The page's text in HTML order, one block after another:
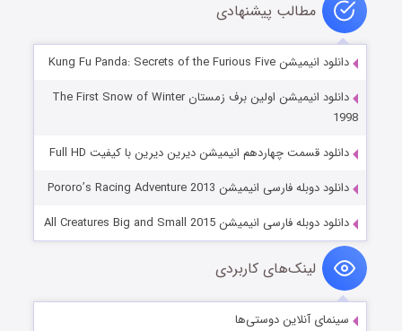
مطالب پیشنهادی
دانلود انیمیشن Kung Fu Panda: Secrets of the Furious Five
دانلود انیمیشن اولین برف زمستان The First Snow of Winter
1998
دانلود قسمت چهاردهم انیمیشن دیرین دیرین با کیفیت Full HD
دانلود دوبله فارسی انیمیشن Pororo’s Racing Adventure 2013
دانلود دوبله فارسی انیمیشن All Creatures Big and Small 2015
لینک‌های کاربردی
سینمای آنلاین دوستی‌ها